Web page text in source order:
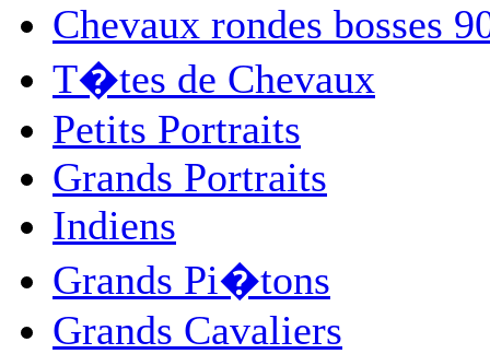
Chevaux rondes bosses
T�tes de Chevaux
Petits Portraits
Grands Portraits
Indiens
Grands Pi�tons
Grands Cavaliers